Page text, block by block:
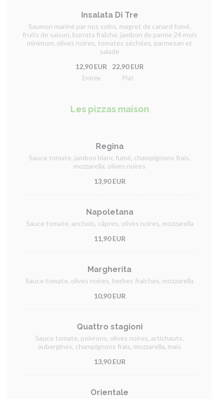
Insalata Di Tre
Saumon mariné par nos soins, magret de canard fumé,
fruits de saison, burrata fraîche, jambon de parme 24 mois
minimum, olives noires, tomates séchées, parmesan et
salade
12,90 EUR
Entrée
22,90 EUR
Plat
Les pizzas maison
Regina
Sauce tomate, jambon blanc fumé, champignons frais,
mozzarella, olives noires
13,90 EUR
Napoletana
Sauce tomate, anchois, câpres, olives noires, mozzarella
11,90 EUR
Margherita
Sauce tomate, olives noires, herbes fraîches, mozzarella
10,90 EUR
Quattro stagioni
Sauce tomate, poivrons, olives noires, artichauts,
aubergines, champignons frais, mozzarella, maïs
13,90 EUR
Orientale